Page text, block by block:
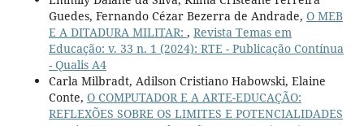
Guedes, Fernando Cézar Bezerra de Andrade, O MEB
E A DITADURA MILITAR: , Revista Temas em
Educação: v. 33 n. 1 (2024): RTE - Publicação Contínua
- Qualis A4
Carla Milbradt, Adilson Cristiano Habowski, Elaine
Conte, O COMPUTADOR E A ARTE-EDUCAÇÃO:
REFLEXÕES SOBRE OS LIMITES E POTENCIALIDADES